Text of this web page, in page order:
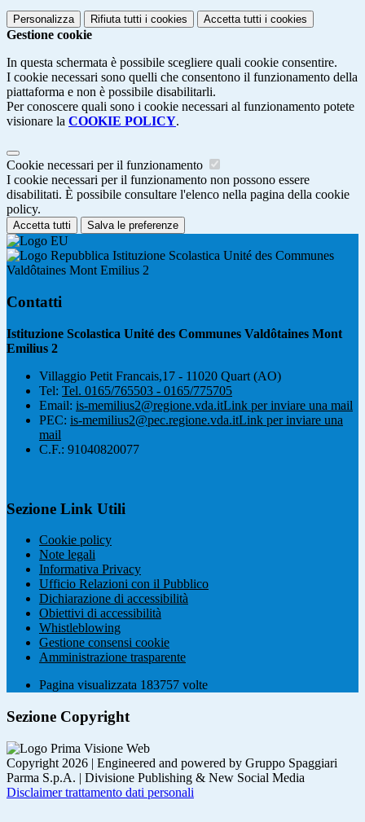
Personalizza Rifiuta tutti i cookies Accetta tutti i cookies
Gestione cookie
In questa schermata è possibile scegliere quali cookie consentire.
I cookie necessari sono quelli che consentono il funzionamento della
piattaforma e non è possibile disabilitarli.
Per conoscere quali sono i cookie necessari al funzionamento potete
visionare la COOKIE POLICY.
Cookie necessari per il funzionamento
I cookie necessari per il funzionamento non possono essere
disabilitati. È possibile consultare l'elenco nella pagina della cookie
policy.
Accetta tutti Salva le preferenze
Istituzione Scolastica Unité des Communes
Valdôtaines Mont Emilius 2
Contatti
Istituzione Scolastica Unité des Communes Valdôtaines Mont
Emilius 2
Villaggio Petit Francais,17 - 11020 Quart (AO)
Tel: Tel. 0165/765503 - 0165/775705
Email: is-memilius2@regione.vda.itLink per inviare una mail
PEC: is-memilius2@pec.regione.vda.itLink per inviare una
mail
C.F.: 91040820077
Sezione Link Utili
Cookie policy
Note legali
Informativa Privacy
Ufficio Relazioni con il Pubblico
Dichiarazione di accessibilità
Obiettivi di accessibilità
Whistleblowing
Gestione consensi cookie
Amministrazione trasparente
Pagina visualizzata 183757 volte
Sezione Copyright
Copyright 2026 | Engineered and powered by Gruppo Spaggiari
Parma S.p.A. | Divisione Publishing & New Social Media
Disclaimer trattamento dati personali